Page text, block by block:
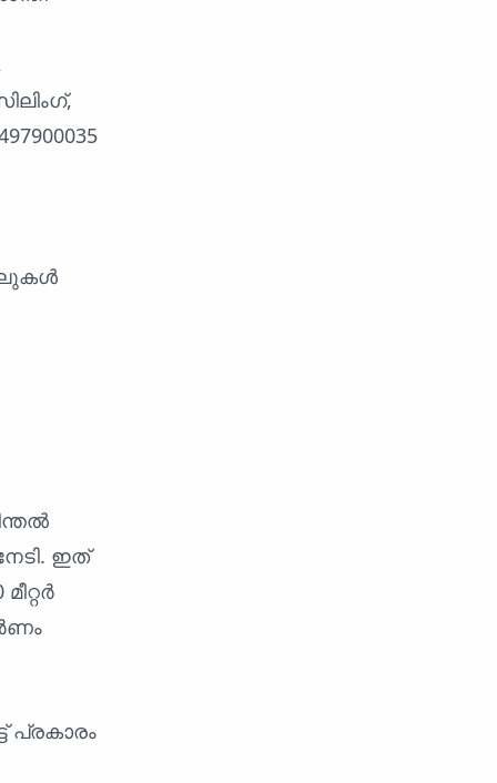
ഇത്
പ്രകാരം